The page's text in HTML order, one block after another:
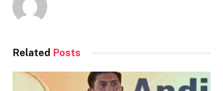
Related Posts